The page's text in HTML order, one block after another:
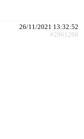
26/11/2021 13:32:52
#2961298